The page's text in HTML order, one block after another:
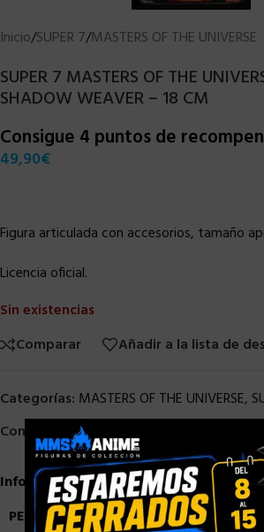
Inicio/SUPER 7/MASTERS OF THE UNIVERSE
SUPER 7 MASTERS OF THE
SHADOW WEAVER – 18 CM
Consigue 4 puntos de
49,90€
Figura articulada con accesorios, tamaño
Licencia oficial.
Sin existencias
Comparar
Añadir a la lista de
Categorías: MASTERS OF THE UNIVERSE,
Compartir:
Información adicional
PESO